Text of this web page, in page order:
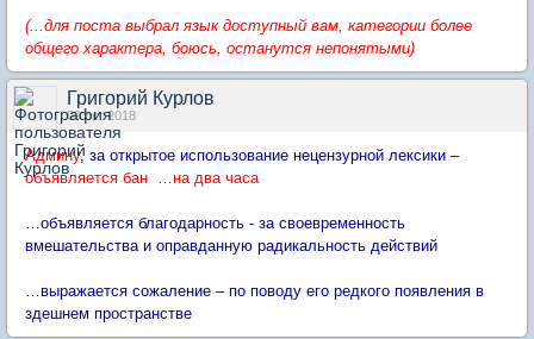
(...для поста выбрал язык доступный вам, категории более
общего характера, боюсь, останутся непонятыми)
Григорий Курлов
09 окт 2018
Админу, за открытое использование нецензурной лексики –
объявляется бан …на два часа
…объявляется благодарность - за своевременность
вмешательства и оправданную радикальность действий
…выражается сожаление – по поводу его редкого появления в
здешнем пространстве